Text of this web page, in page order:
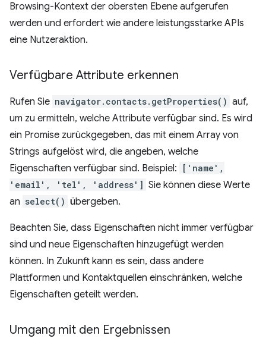
Browsing-Kontext der obersten Ebene aufgerufen
werden und erfordert wie andere leistungsstarke APIs
eine Nutzeraktion.
Verfügbare Attribute erkennen
Rufen Sie navigator.contacts.getProperties() auf,
um zu ermitteln, welche Attribute verfügbar sind. Es wird
ein Promise zurückgegeben, das mit einem Array von
Strings aufgelöst wird, die angeben, welche
Eigenschaften verfügbar sind. Beispiel:
['name',
'email', 'tel', 'address'] Sie können diese Werte
an select() übergeben.
Beachten Sie, dass Eigenschaften nicht immer verfügbar
sind und neue Eigenschaften hinzugefügt werden
können. In Zukunft kann es sein, dass andere
Plattformen und Kontaktquellen einschränken, welche
Eigenschaften geteilt werden.
Umgang mit den Ergebnissen